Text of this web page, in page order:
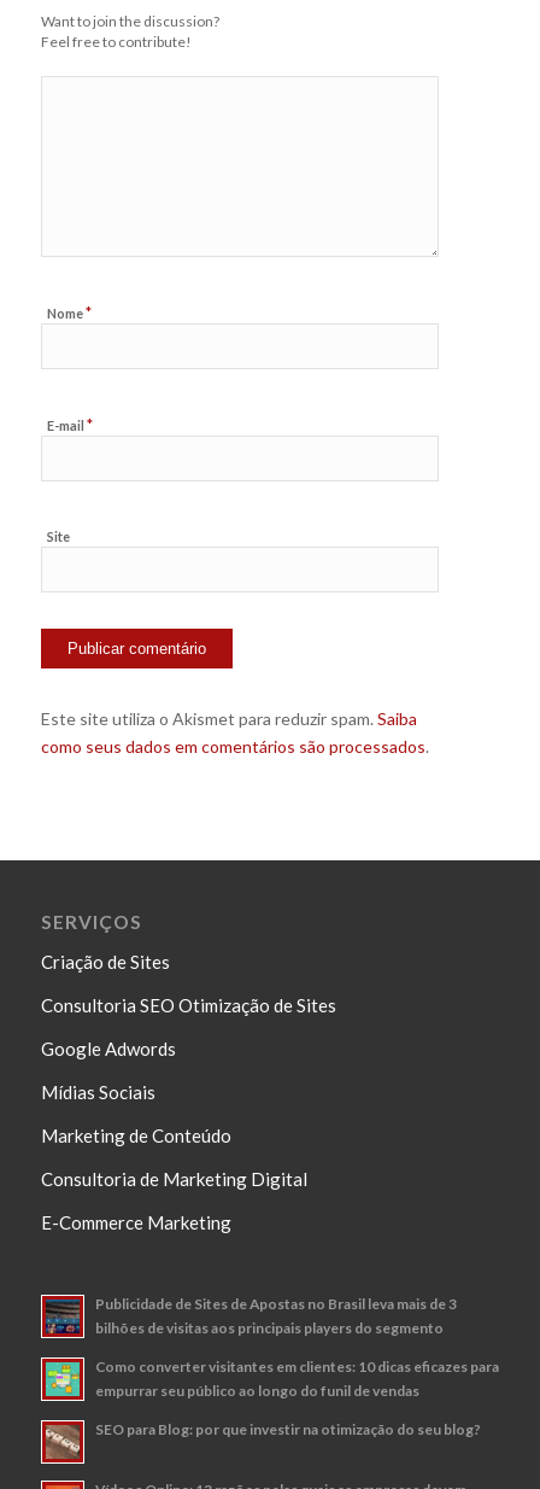
Want to join the discussion?
Feel free to contribute!
Nome*
E-mail *
Site
Este site utiliza o Akismet para reduzir spam. Saiba
como seus dados em comentários são processados.
SERVIÇOS
Criação de Sites
Consultoria SEO Otimização de Sites
Google Adwords
Mídias Sociais
Marketing de Conteúdo
Consultoria de Marketing Digital
E-Commerce Marketing
Publicidade de Sites de Apostas no Brasil leva mais de 3
bilhões de visitas aos principais players do segmento
Como converter visitantes em clientes: 10 dicas eficazes para
empurrar seu público ao longo do funil de vendas
SEO para Blog: por que investir na otimização do seu blog?